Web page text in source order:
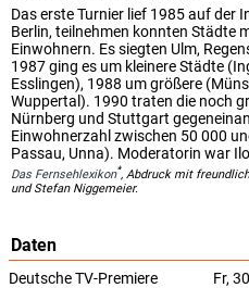
Das erste Turnier lief 1985 auf der
Berlin, teilnehmen konnten Städte
Einwohnern. Es siegten Ulm,
1987 ging es um kleinere Städte
Esslingen), 1988 um größere
Wuppertal). 1990 traten die noch
Nürnberg und Stuttgart
Einwohnerzahl zwischen 50 000
Passau, Unna). Moderatorin war
Das Fernsehlexikon*, Abdruck mit
und Stefan Niggemeier.
Daten
Deutsche TV-Premiere Fr,